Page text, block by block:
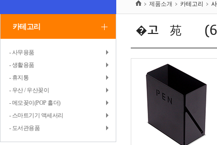
카테고리
- 사무용품
- 생활용품
- 휴지통
- 우산 / 우산꽂이
- 메모꽂이(POP 홀더)
- 스마트기기 액세서리
- 도서관용품
제품소개 카테고리
�고븘苑귥씠